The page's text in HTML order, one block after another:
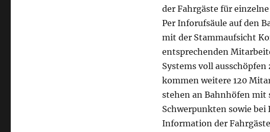
der Fahrgäste für
Per Inforufsäule auf den
mit der Stammaufsicht
entsprechenden
Systems voll
kommen weitere 120
stehen an Bahnhöfen
Schwerpunkten sowie
Information der